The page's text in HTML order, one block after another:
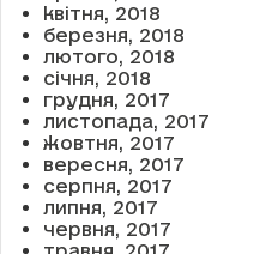
квітня, 2018
березня, 2018
лютого, 2018
січня, 2018
грудня, 2017
листопада, 2017
жовтня, 2017
вересня, 2017
серпня, 2017
липня, 2017
червня, 2017